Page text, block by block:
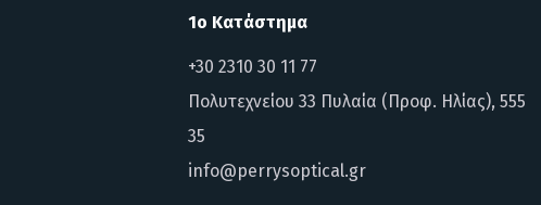
1ο Κατάστημα
+30 2310 30 11 77
Πολυτεχνείου 33 Πυλαία (Προφ. Ηλίας), 555
35
info@perrysoptical.gr